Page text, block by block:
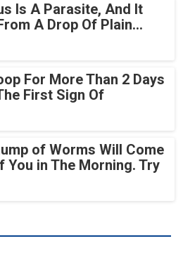
Is A Parasite, And It
A Drop Of Plain...
For More Than 2 Days
First Sign Of
of Worms Will Come
You in The Morning. Try